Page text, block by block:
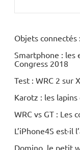
Objets
Smartphone : les
Congress 2018
Test : WRC 2 sur
Karotz : les
WRC vs GT : Les
L’iPhone4S est-il
Domino, le petit